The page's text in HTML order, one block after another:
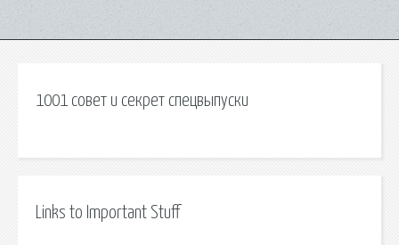
1001 совет и секрет спецвыпуски
Links to Important Stuff